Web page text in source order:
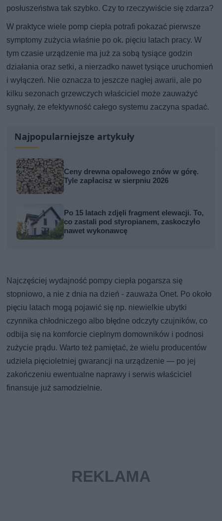
posłuszeństwa tak szybko. Czy to rzeczywiście się zdarza?
W praktyce wiele pomp ciepła potrafi pokazać pierwsze
symptomy zużycia właśnie po ok. pięciu latach pracy. W
tym czasie urządzenie ma już za sobą tysiące godzin
działania oraz setki, a nierzadko nawet tysiące uruchomień
i wyłączeń. Nie oznacza to jeszcze nagłej awarii, ale po
kilku sezonach grzewczych właściciel może zauważyć
sygnały, że efektywność całego systemu zaczyna spadać.
Najpopularniejsze artykuły
Ceny drewna opałowego znów w górę.
Tyle zapłacisz w sierpniu 2026
Po 15 latach zdjęli fragment elewacji. To,
co zastali pod styropianem, zaskoczyło
nawet wykonawcę
Najczęściej wydajność pompy ciepła pogarsza się
stopniowo, a nie z dnia na dzień - zauważa Onet. Po około
pięciu latach mogą pojawić się np. niewielkie ubytki
czynnika chłodniczego albo błędne odczyty czujników, co
odbija się na komforcie cieplnym domowników i podnosi
zużycie prądu. Warto też pamiętać, że wielu producentów
udziela pięcioletniej gwarancji na urządzenie — po jej
zakończeniu ewentualne naprawy i serwis właściciel
finansuje już samodzielnie.